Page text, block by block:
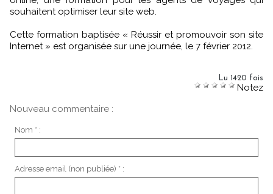
souhaitent optimiser leur site web.
Cette formation baptisée « Réussir et promouvoir son site
Internet » est organisée sur une journée, le 7 février 2012.
Lu 1420 fois
Notez
Nouveau commentaire :
Nom * :
Adresse email (non publiée) * :